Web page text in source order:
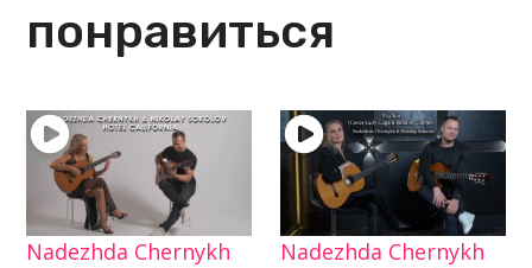
понравиться
Nadezhda Chernykh
Nadezhda Chernykh